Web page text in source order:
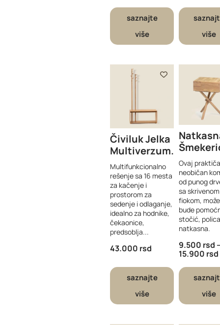
saznajte
više
više
Čiviluk Jelka
Multiverzum
Multifunkcionalno
rešenje sa 16 mesta
za kačenje i
prostorom za
sedenje i odlaganje,
idealno za hodnike,
čekaonice,
predsoblja...
43.000 rsd
saznajte
više
Ovaj
neobičan
od punog
sa skrivenom
fiokom,
bude
stočić,
natkasna.
9.500 rsd
15.900 rsd
više